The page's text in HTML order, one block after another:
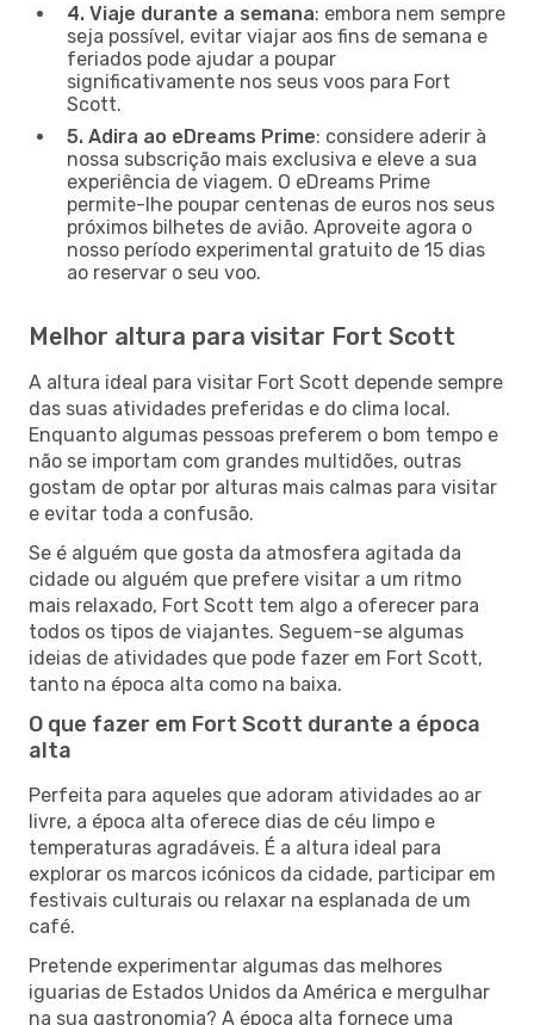
4. Viaje durante a semana: embora nem sempre
seja possível, evitar viajar aos fins de semana e
feriados pode ajudar a poupar
significativamente nos seus voos para Fort
Scott.
5. Adira ao eDreams Prime: considere aderir à
nossa subscrição mais exclusiva e eleve a sua
experiência de viagem. O eDreams Prime
permite-lhe poupar centenas de euros nos seus
próximos bilhetes de avião. Aproveite agora o
nosso período experimental gratuito de 15 dias
ao reservar o seu voo.
Melhor altura para visitar Fort Scott
A altura ideal para visitar Fort Scott depende sempre
das suas atividades preferidas e do clima local.
Enquanto algumas pessoas preferem o bom tempo e
não se importam com grandes multidões, outras
gostam de optar por alturas mais calmas para visitar
e evitar toda a confusão.
Se é alguém que gosta da atmosfera agitada da
cidade ou alguém que prefere visitar a um ritmo
mais relaxado, Fort Scott tem algo a oferecer para
todos os tipos de viajantes. Seguem-se algumas
ideias de atividades que pode fazer em Fort Scott,
tanto na época alta como na baixa.
O que fazer em Fort Scott durante a época
alta
Perfeita para aqueles que adoram atividades ao ar
livre, a época alta oferece dias de céu limpo e
temperaturas agradáveis. É a altura ideal para
explorar os marcos icónicos da cidade, participar em
festivais culturais ou relaxar na esplanada de um
café.
Pretende experimentar algumas das melhores
iguarias de Estados Unidos da América e mergulhar
na sua gastronomia? A época alta fornece uma